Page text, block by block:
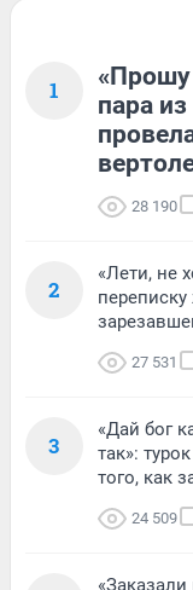
1
пара
28 190
2
«Лети, не
27 531
3
«Дай бог
так»:
того, как
24 509